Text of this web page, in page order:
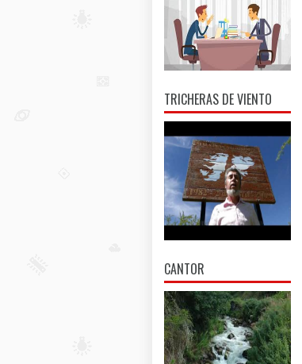
TRICHERAS DE VIENTO
CANTOR